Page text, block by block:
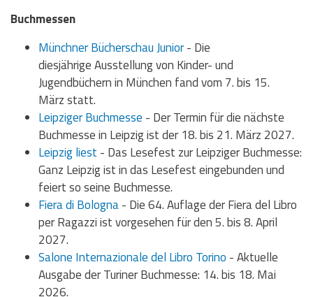
Buchmessen
Münchner Bücherschau Junior- Die
diesjährige Ausstellung von Kinder- und
Jugendbüchern in München fand vom 7. bis 15.
März statt.
Leipziger Buchmesse - Der Termin für die nächste
Buchmesse in Leipzig ist der 18. bis 21. März 2027.
Leipzig liest - Das Lesefest zur Leipziger Buchmesse:
Ganz Leipzig ist in das Lesefest eingebunden und
feiert so seine Buchmesse.
Fiera di Bologna- Die 64. Auflage der Fiera del Libro
per Ragazzi ist vorgesehen für den 5. bis 8. April
2027.
Salone Internazionale del Libro Torino - Aktuelle
Ausgabe der Turiner Buchmesse: 14. bis 18. Mai
2026.